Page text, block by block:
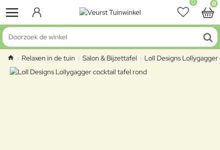
0 0
Doorzoek de winkel
home
Relaxen in de tuin Salon & Bijzettafel Loll Designs